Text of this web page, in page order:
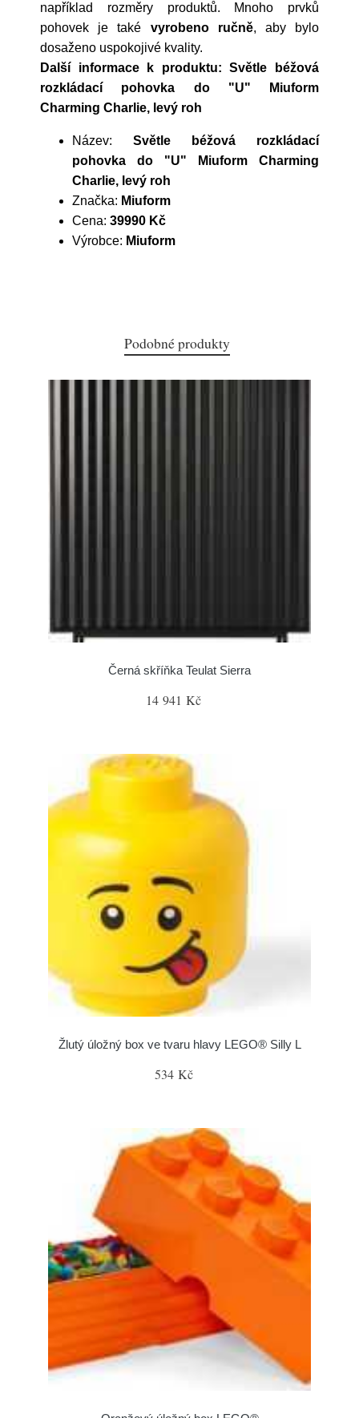
například rozměry produktů. Mnoho prvků
pohovek je také vyrobeno ručně, aby bylo
dosaženo uspokojivé kvality.
Další informace k produktu: Světle béžová
rozkládací pohovka do "U" Miuform
Charming Charlie, levý roh
Název: Světle béžová rozkládací
pohovka do "U" Miuform Charming
Charlie, levý roh
Značka: Miuform
Cena: 39990 Kč
Výrobce: Miuform
Podobné produkty
Černá skříňka Teulat Sierra
14 941 Kč
Žlutý úložný box ve tvaru hlavy LEGO® Silly L
534 Kč